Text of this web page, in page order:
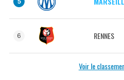
6 RENNES
Voir le